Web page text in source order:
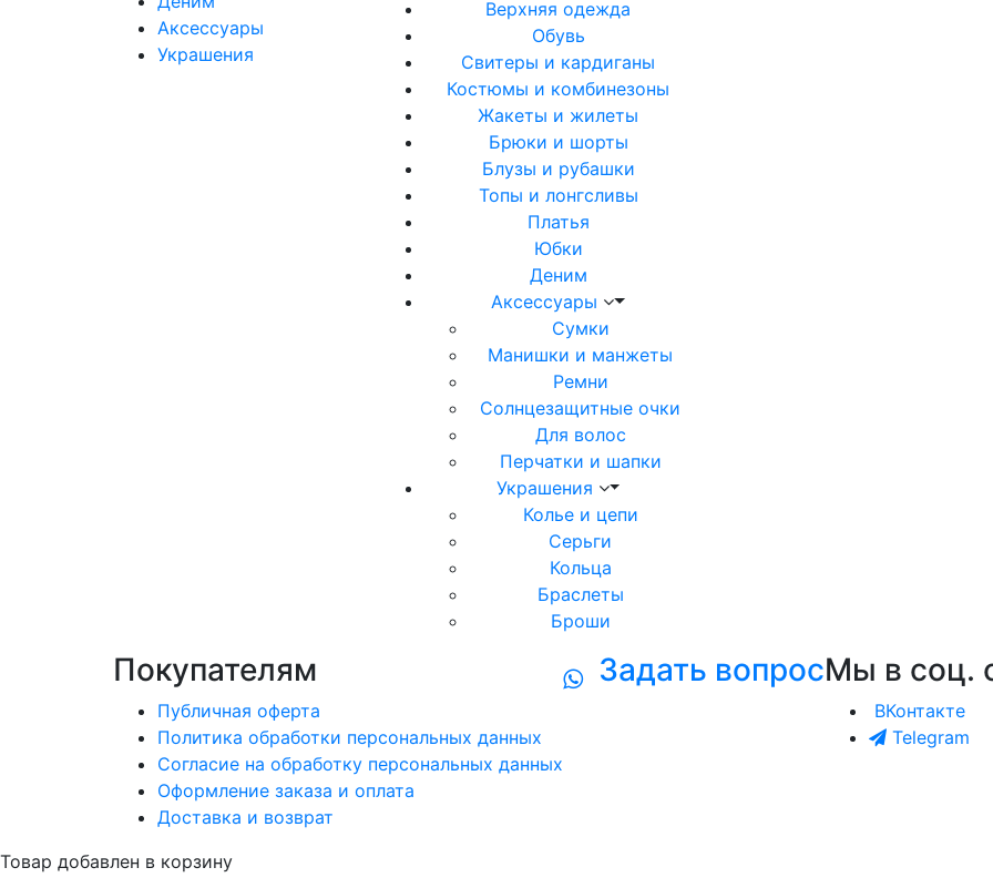
Аксессуары
Украшения
Верхняя одежда
Обувь
Свитеры и кардиганы
Костюмы и комбинезоны
Жакеты и жилеты
Брюки и шорты
Блузы и рубашки
Топы и лонгсливы
Платья
Юбки
Деним
Аксессуары
Сумки
Манишки и манжеты
Ремни
Солнцезащитные очки
Для волос
Перчатки и шапки
Украшения
Колье и цепи
Серьги
Кольца
Браслеты
Броши
Покупателям
Публичная оферта
Политика обработки персональных данных
Согласие на обработку персональных данных
Оформление заказа и оплата
Доставка и возврат
Задать вопросМы в соц.
ВКонтакте
Telegram
Товар добавлен в корзину